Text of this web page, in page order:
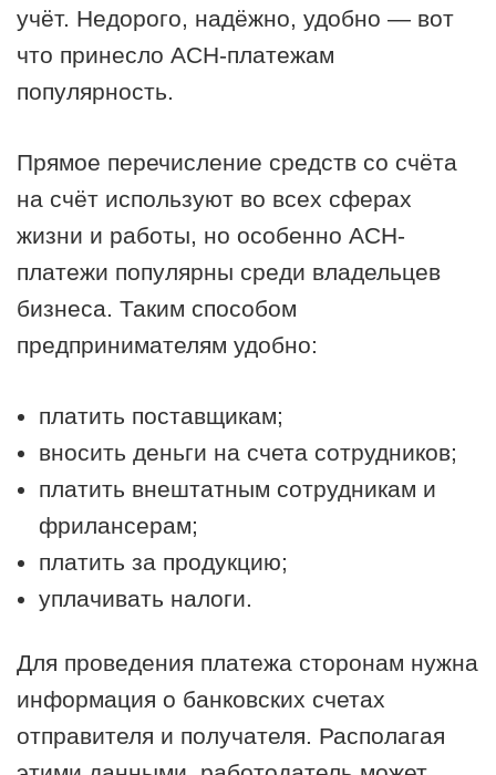
учёт. Недорого, надёжно, удобно — вот
что принесло АСН-платежам
популярность.
Прямое перечисление средств со счёта
на счёт используют во всех сферах
жизни и работы, но особенно АСН-
платежи популярны среди владельцев
бизнеса. Таким способом
предпринимателям удобно:
платить поставщикам;
вносить деньги на счета сотрудников;
платить внештатным сотрудникам и
фрилансерам;
платить за продукцию;
уплачивать налоги.
Для проведения платежа сторонам нужна
информация о банковских счетах
отправителя и получателя. Располагая